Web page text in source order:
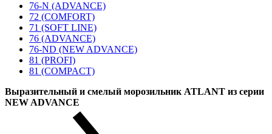
76-N (ADVANCE)
72 (COMFORT)
71 (SOFT LINE)
76 (ADVANCE)
76-ND (NEW ADVANCE)
81 (PROFI)
81 (COMPACT)
Выразительный и смелый морозильник ATLANT из серии
NEW ADVANCE